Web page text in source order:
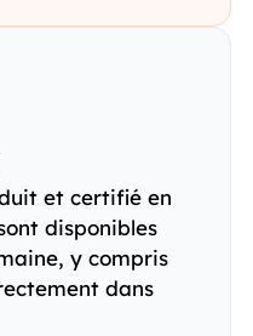
et certifié en
disponibles
y compris
dans